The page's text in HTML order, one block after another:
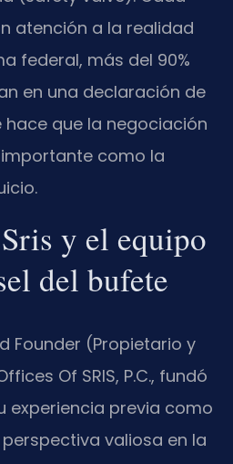
atención a la realidad
federal, más del 90%
en una declaración de
que la negociación
como la
y el equipo
del bufete
Founder (Propietario y
Of SRIS, P.C., fundó
experiencia previa como
valiosa en la